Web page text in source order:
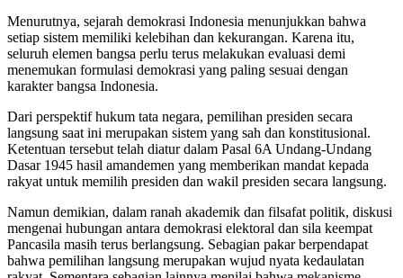
Menurutnya, sejarah demokrasi Indonesia menunjukkan bahwa
setiap sistem memiliki kelebihan dan kekurangan. Karena itu,
seluruh elemen bangsa perlu terus melakukan evaluasi demi
menemukan formulasi demokrasi yang paling sesuai dengan
karakter bangsa Indonesia.
Dari perspektif hukum tata negara, pemilihan presiden secara
langsung saat ini merupakan sistem yang sah dan konstitusional.
Ketentuan tersebut telah diatur dalam Pasal 6A Undang-Undang
Dasar 1945 hasil amandemen yang memberikan mandat kepada
rakyat untuk memilih presiden dan wakil presiden secara langsung.
Namun demikian, dalam ranah akademik dan filsafat politik, diskusi
mengenai hubungan antara demokrasi elektoral dan sila keempat
Pancasila masih terus berlangsung. Sebagian pakar berpendapat
bahwa pemilihan langsung merupakan wujud nyata kedaulatan